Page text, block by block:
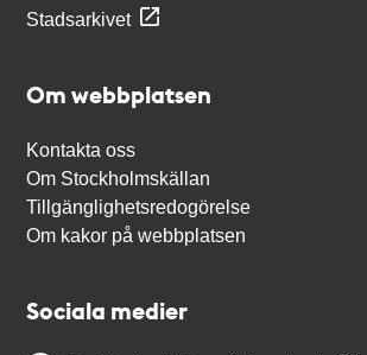
Stadsarkivet
Om webbplatsen
Kontakta oss
Om Stockholmskällan
Tillgänglighetsredogörelse
Om kakor på webbplatsen
Sociala medier